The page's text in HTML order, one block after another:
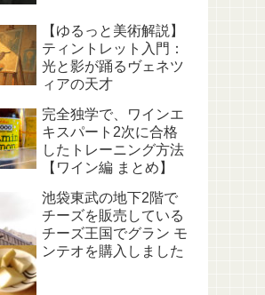
【ゆるっと美術解説】
ティントレット入門：
光と影が踊るヴェネツ
ィアの天才
完全独学で、ワインエ
キスパート2次に合格
したトレーニング方法
【ワイン編 まとめ】
池袋東武の地下2階で
チーズを販売している
チーズ王国でグラン モ
ンテオを購入しました